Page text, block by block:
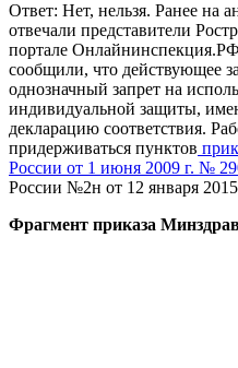
Ответ: Нет, нельзя. Ранее на
отвечали представители
портале
сообщили, что действующее
однозначный запрет на
индивидуальной защиты,
декларацию соответствия.
придерживаться пунктов
России от 1 июня 2009 г. №
России №2н от 12 января
Фрагмент приказа